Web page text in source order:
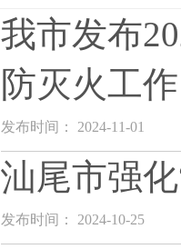
我市发布
防灭火工作
发布时间： 2024-11-01
汕尾市强
发布时间： 2024-10-25